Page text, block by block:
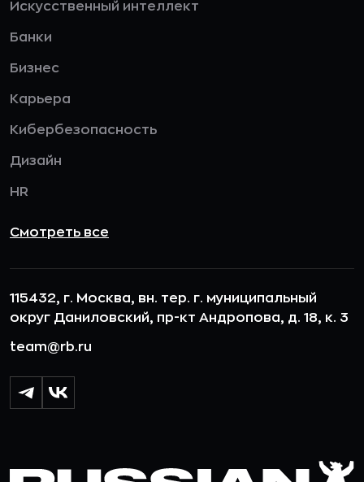
Искусственный интеллект
Банки
Бизнес
Карьера
Кибербезопасность
Дизайн
HR
Смотреть все
115432, г. Москва, вн. тер. г. муниципальный
округ Даниловский, пр-кт Андропова, д. 18, к. 3
team@rb.ru